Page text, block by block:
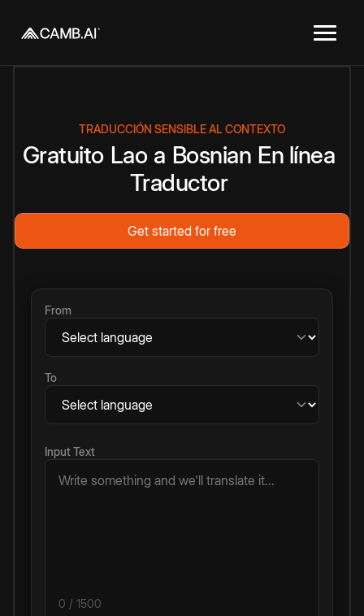
TRADUCCIÓN SENSIBLE AL CONTEXTO
Gratuito Lao a Bosnian En línea
Traductor
Get started for free
From
To
Input Text
0 / 1500